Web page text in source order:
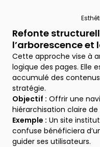
Refonte
l’arborescence
Cette approche vise à
logique des pages. Elle
accumulé des
stratégie.
Objectif : Offrir une
hiérarchisation claire de
Exemple : Un site
confuse bénéficiera
guider ses utilisateurs.